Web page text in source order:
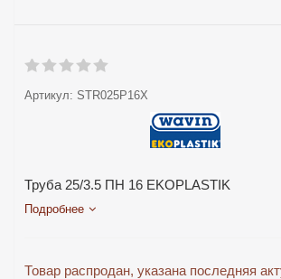
Артикул: STR025P16X
Труба 25/3.5 ПН 16 EKOPLASTIK
Подробнее
Товар распродан, указана последняя